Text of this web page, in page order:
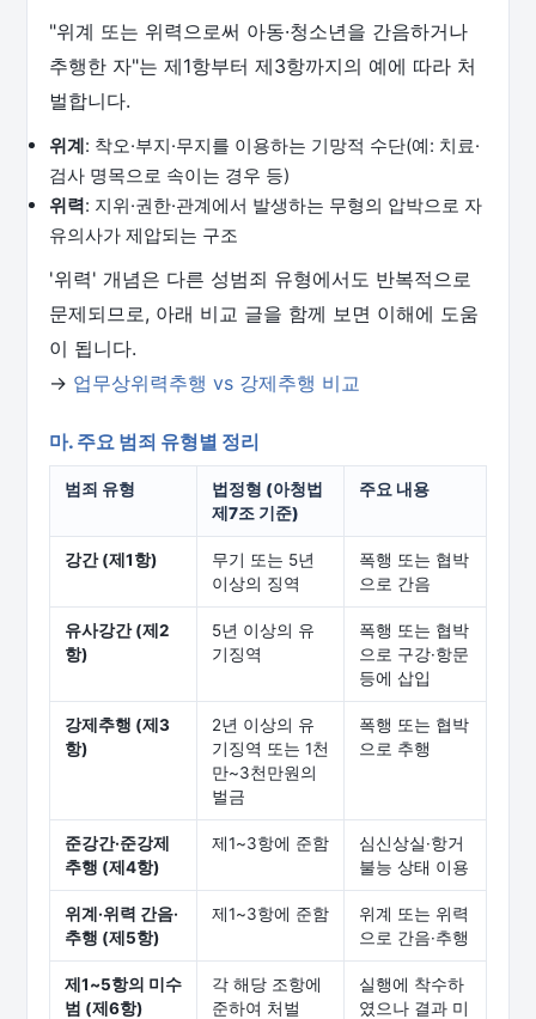
"위계 또는 위력으로써 아동·청소년을 간음하거나
추행한 자"는 제1항부터 제3항까지의 예에 따라 처
벌합니다.
위계: 착오·부지·무지를 이용하는 기망적 수단(예: 치료·
검사 명목으로 속이는 경우 등)
위력: 지위·권한·관계에서 발생하는 무형의 압박으로 자
유의사가 제압되는 구조
'위력' 개념은 다른 성범죄 유형에서도 반복적으로
문제되므로, 아래 비교 글을 함께 보면 이해에 도움
이 됩니다.
→ 업무상위력추행 vs 강제추행 비교
마. 주요 범죄 유형별 정리
범죄 유형
법정형 (아청법
제7조 기준)
주요 내용
강간 (제1항)
무기 또는 5년
이상의 징역
폭행 또는 협박
으로 간음
유사강간 (제2
항)
5년 이상의 유
기징역
폭행 또는 협박
으로 구강·항문
등에 삽입
강제추행 (제3
항)
2년 이상의 유
기징역 또는 1천
만~3천만원의
벌금
폭행 또는 협박
으로 추행
준강간·준강제
추행 (제4항)
제1~3항에 준함
심신상실·항거
불능 상태 이용
위계·위력 간음·
추행 (제5항)
제1~3항에 준함
위계 또는 위력
으로 간음·추행
제1~5항의 미수
범 (제6항)
각 해당 조항에
준하여 처벌
실행에 착수하
였으나 결과 미